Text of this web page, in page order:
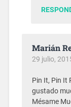
Marián
29 julio,
Pin It, Pin It
gustado
Mésame